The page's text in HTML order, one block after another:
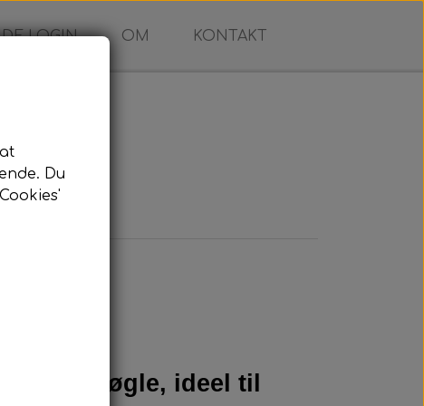
LOGIN OM KONTAKT
flip-nøgle, ideel til
Du